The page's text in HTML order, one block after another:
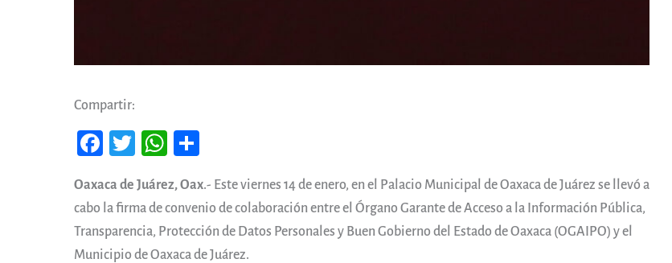
Compartir:
Fa
b
oo
k
T
tt
er
W
ts
A
pp
pa
rti
r
Oaxaca de Juárez, Oax.- Este viernes 14 de enero, en el Palacio Municipal de Oaxaca de Juárez se llevó a
cabo la firma de convenio de colaboración entre el Órgano Garante de Acceso a la Información Pública,
Transparencia, Protección de Datos Personales y Buen Gobierno del Estado de Oaxaca (OGAIPO) y el
Municipio de Oaxaca de Juárez.